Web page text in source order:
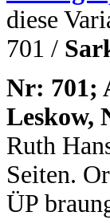
diese
701 /
Nr: 701;
Leskow,
Ruth
Seiten.
ÜP